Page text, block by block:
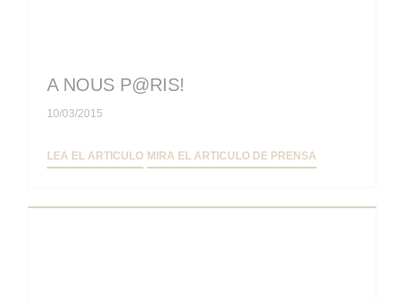
A NOUS P@RIS!
10/03/2015
LEA EL ARTICULO((ABRE EN UNA NUEVA VENTANA))
MIRA EL ARTICULO DE PRENSA